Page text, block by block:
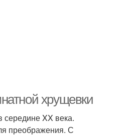
хрущевки
середине XX века.
преображения. С